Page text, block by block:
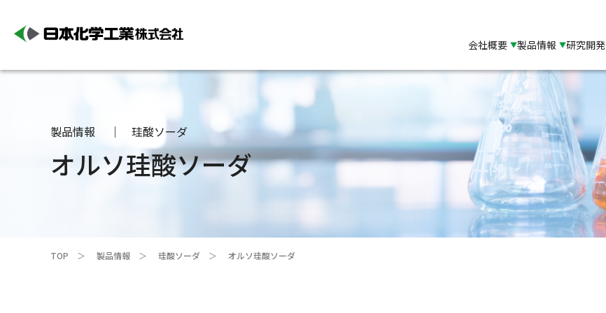
会社概要 製品情報 研究開発
製品情報 珪酸ソーダ
オルソ珪酸ソーダ
TOP 製品情報 珪酸ソーダ オルソ珪酸ソーダ